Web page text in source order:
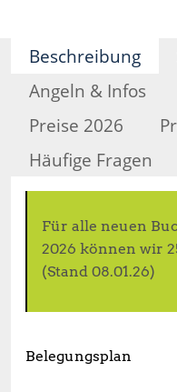
Beschreibung
Angeln & Infos
Preise 2026
Häufige Fragen
Für alle neuen
2026 können wir
(Stand 08.01.26)
Belegungsplan